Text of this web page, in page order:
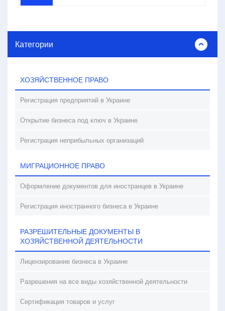
Категории
ХОЗЯЙСТВЕННОЕ ПРАВО
Регистрация предприятий в Украине
Открытие бизнеса под ключ в Украине
Регистрация неприбыльных организаций
МИГРАЦИОННОЕ ПРАВО
Оформление документов для иностранцев в Украине
Регистрация иностранного бизнеса в Украине
РАЗРЕШИТЕЛЬНЫЕ ДОКУМЕНТЫ В
ХОЗЯЙСТВЕННОЙ ДЕЯТЕЛЬНОСТИ
Лицензирование бизнеса в Украине
Разрешения на все виды хозяйственной деятельности
Сертификация товаров и услуг